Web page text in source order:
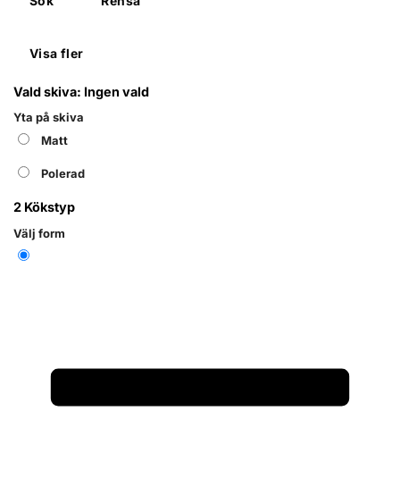
Visa fler
Vald skiva: Ingen vald
Yta på skiva
Matt
Polerad
2 Kökstyp
Välj form